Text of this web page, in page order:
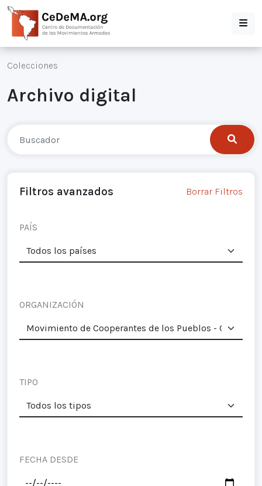
Colecciones
Archivo digital
Filtros avanzados Borrar Filtros
PAÍS
ORGANIZACIÓN
TIPO
FECHA DESDE